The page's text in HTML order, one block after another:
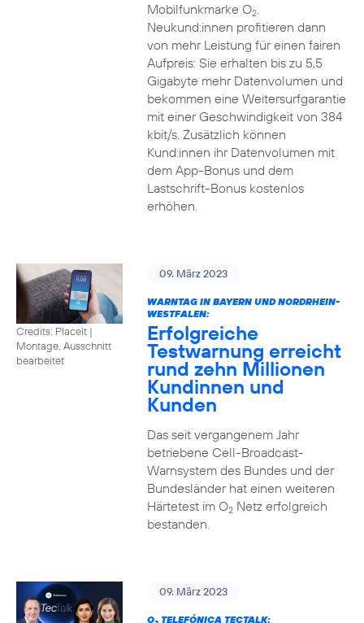
Mobilfunkmarke O2.
Neukund:innen profitieren dann
von mehr Leistung für einen fairen
Aufpreis: Sie erhalten bis zu 5,5
Gigabyte mehr Datenvolumen und
bekommen eine Weitersurfgarantie
mit einer Geschwindigkeit von 384
kbit/s. Zusätzlich können
Kund:innen ihr Datenvolumen mit
dem App-Bonus und dem
Lastschrift-Bonus kostenlos
erhöhen.
Credits: Placeit |
Montage, Ausschnitt
bearbeitet
09. März 2023
WARNTAG IN BAYERN UND NORDRHEIN-
WESTFALEN:
Erfolgreiche
Testwarnung erreicht
rund zehn Millionen
Kundinnen und
Kunden
Das seit vergangenem Jahr
betriebene Cell-Broadcast-
Warnsystem des Bundes und der
Bundesländer hat einen weiteren
Härtetest im O2Netz erfolgreich
bestanden.
09. März 2023
O TELEFÓNICA TECTALK: